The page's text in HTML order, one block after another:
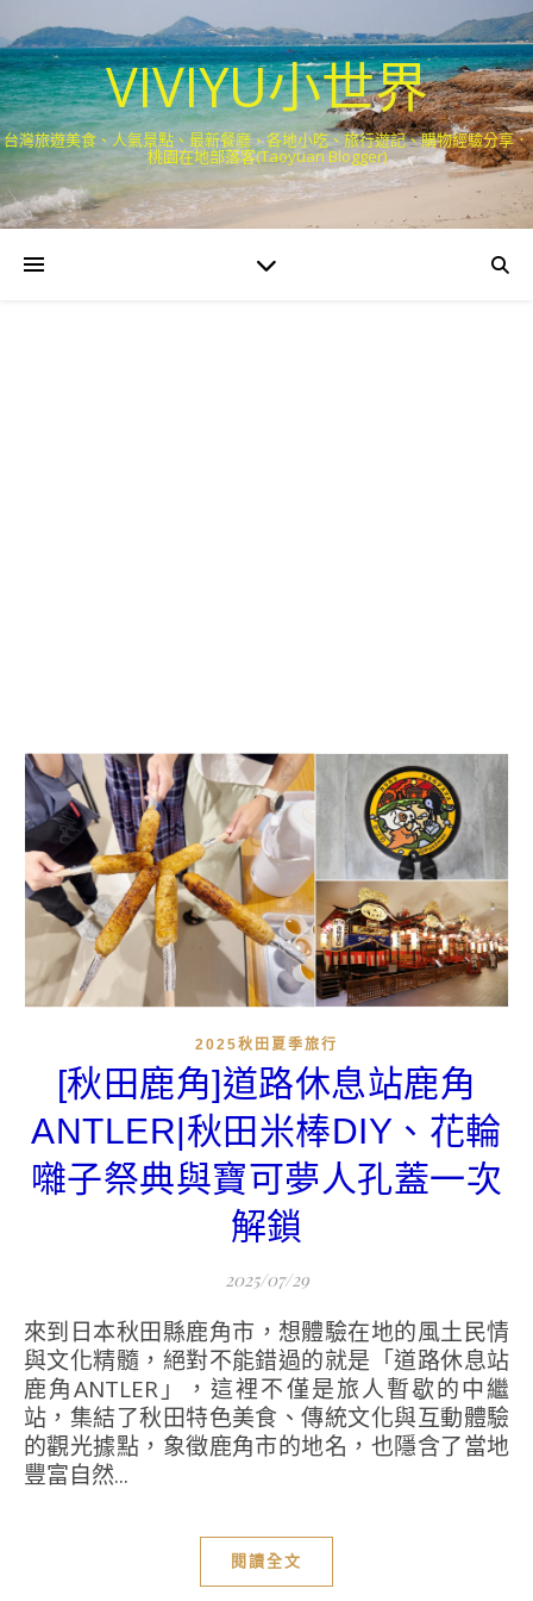
VIVIYU小世界
台灣旅遊美食、人氣景點、最新餐廳、各地小吃、旅行遊記、購物經驗分享．
桃園在地部落客(Taoyuan Blogger)
2025秋田夏季旅行
[秋田鹿角]道路休息站鹿角
ANTLER|秋田米棒DIY、花輪
囃子祭典與寶可夢人孔蓋一次
解鎖
2025/07/29
來到日本秋田縣鹿角市，想體驗在地的風土民情
與文化精髓，絕對不能錯過的就是「道路休息站
鹿角ANTLER」，這裡不僅是旅人暫歇的中繼
站，集結了秋田特色美食、傳統文化與互動體驗
的觀光據點，象徵鹿角市的地名，也隱含了當地
豐富自然...
閱讀全文